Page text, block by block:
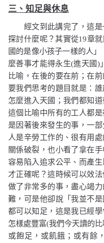
三、知足與休息
經文到此講完了，這
探討什麼呢？其實從19章
國的是像小孩子一樣的人」
麼善事才能得永生(進天國)
比喻，在後的要在前；在
要我們思考的題目就是：
怎麼進入天國；我們都知
這個比喻中所有的工人都
是因著後來發生的事，一
人是辛勞工作的、很有用
關係破裂，也小看了拿在
容易陷入追求公平、而產
才正確呢？這時候可以效
做了非常多的事，盡心竭
難，可是他卻說「我並不
都可以知足，這是我已經
怎樣處豐富(我們今天讀的
或飽足，或飢餓；或有餘